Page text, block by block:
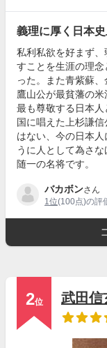
義理に厚く日本
私利私欲を好まず
すことを生涯の理
った。また青紫蘇
鷹山公が最貧藩の
最も尊敬する日本
国に唱えた上杉謙
はない、今の日本
うに人として為さ
随一の名将です。
バカボンさん
1位(100点)の評
2位
武田信